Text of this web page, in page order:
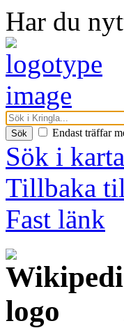
Har du
Sök Endast träffar
Sök i karta
Tillbaka
Fast länk